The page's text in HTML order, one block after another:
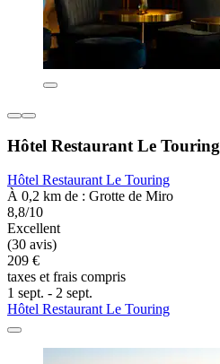
Hôtel Restaurant Le Touring
Hôtel Restaurant Le Touring
À 0,2 km de : Grotte de Miro
8,8/10
Excellent
(30 avis)
209 €
taxes et frais compris
1 sept. - 2 sept.
Hôtel Restaurant Le Touring